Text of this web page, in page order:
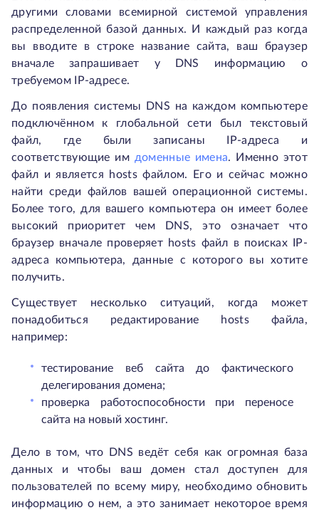
другими словами всемирной системой управления
распределенной базой данных. И каждый раз когда
вы вводите в строке название сайта, ваш браузер
вначале запрашивает у DNS информацию о
требуемом IP-адресе.
До появления системы DNS на каждом компьютере
подключённом к глобальной сети был текстовый
файл, где были записаны IP-адреса и
соответствующие им доменные имена. Именно этот
файл и является hosts файлом. Его и сейчас можно
найти среди файлов вашей операционной системы.
Более того, для вашего компьютера он имеет более
высокий приоритет чем DNS, это означает что
браузер вначале проверяет hosts файл в поисках IP-
адреса компьютера, данные с которого вы хотите
получить.
Существует несколько ситуаций, когда может
понадобиться редактирование hosts файла,
например:
тестирование веб сайта до фактического
делегирования домена;
проверка работоспособности при переносе
сайта на новый хостинг.
Дело в том, что DNS ведёт себя как огромная база
данных и чтобы ваш домен стал доступен для
пользователей по всему миру, необходимо обновить
информацию о нем, а это занимает некоторое время